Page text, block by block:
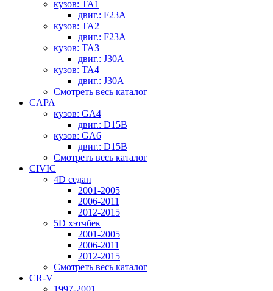
кузов: TA1
двиг.: F23A
кузов: TA2
двиг.: F23A
кузов: TA3
двиг.: J30A
кузов: TA4
двиг.: J30A
Смотреть весь каталог
CAPA
кузов: GA4
двиг.: D15B
кузов: GA6
двиг.: D15B
Смотреть весь каталог
CIVIC
4D седан
2001-2005
2006-2011
2012-2015
5D хэтчбек
2001-2005
2006-2011
2012-2015
Смотреть весь каталог
CR-V
1997-2001